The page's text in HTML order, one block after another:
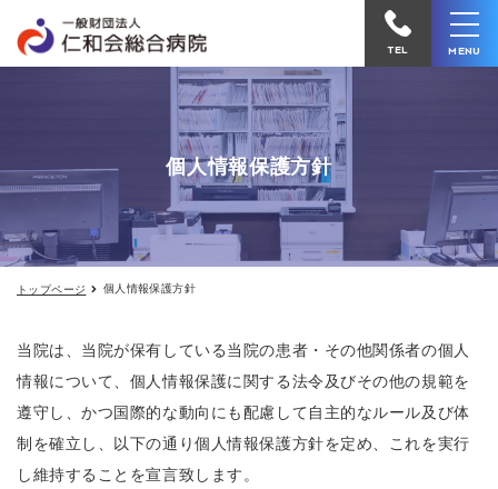
報
電
か
け
る
TEL MENU
個人情報保護方針
トップページ 個人情報保護方針
当院は、当院が保有している当院の患者・その他関係者の個人
情報について、個人情報保護に関する法令及びその他の規範を
遵守し、かつ国際的な動向にも配慮して自主的なルール及び体
制を確立し、以下の通り個人情報保護方針を定め、これを実行
し維持することを宣言致します。